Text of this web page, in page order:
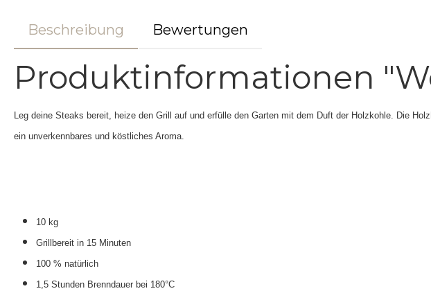
Beschreibung Bewertungen
Produktinformationen
Leg deine Steaks bereit, heize den Grill auf und erfülle den Garten mit dem Duft der Holzkohle. Die
ein unverkennbares und köstliches Aroma.
10 kg
Grillbereit in 15 Minuten
100 % natürlich
1,5 Stunden Brenndauer bei 180°C